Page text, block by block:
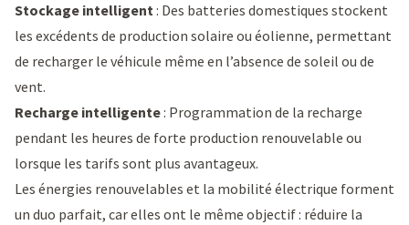
Stockage intelligent: Des batteries domestiques stockent
les excédents de production solaire ou éolienne, permettant
de recharger le véhicule même en l’absence de soleil ou de
vent.
Recharge intelligente: Programmation de la recharge
pendant les heures de forte production renouvelable ou
lorsque les tarifs sont plus avantageux.
Les énergies renouvelables et la mobilité électrique forment
un duo parfait, car elles ont le même objectif : réduire la